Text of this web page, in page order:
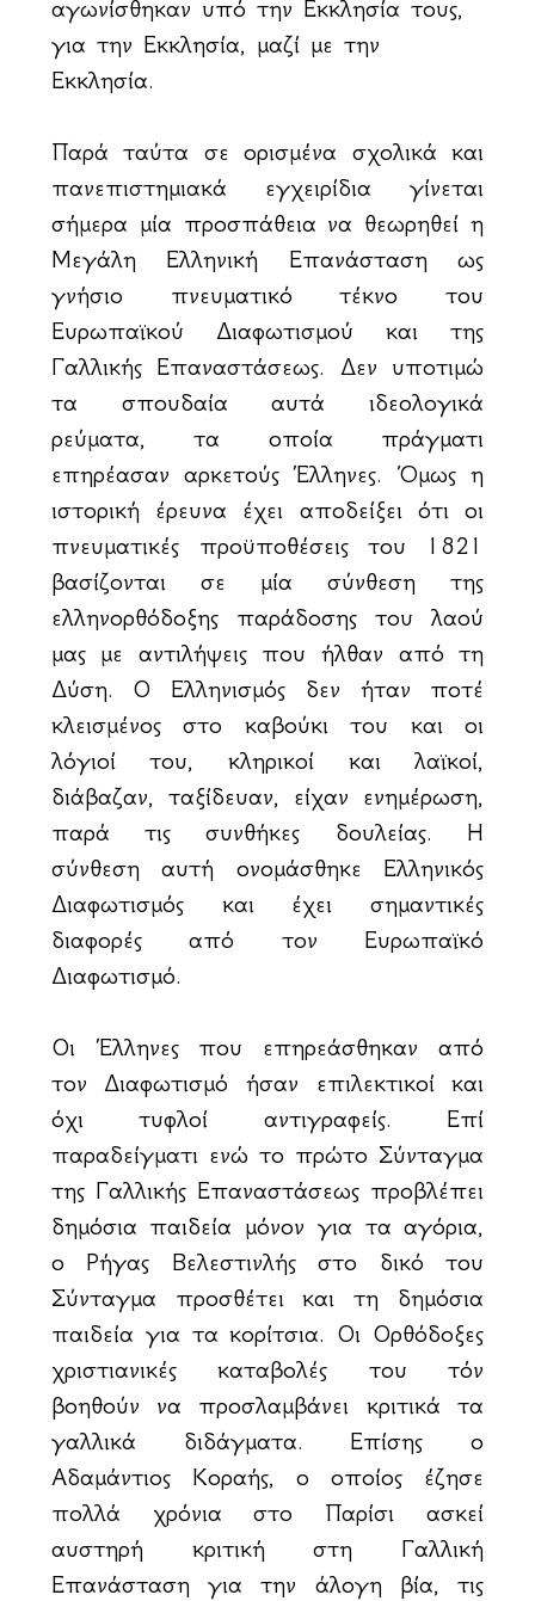
αγωνίσθηκαν υπό την Εκκλησία τους,
για την Εκκλησία, μαζί με την
Εκκλησία.
Παρά ταύτα σε ορισμένα σχολικά και
πανεπιστημιακά εγχειρίδια γίνεται
σήμερα μία προσπάθεια να θεωρηθεί η
Μεγάλη Ελληνική Επανάσταση ως
γνήσιο πνευματικό τέκνο του
Ευρωπαϊκού Διαφωτισμού και της
Γαλλικής Επαναστάσεως. Δεν υποτιμώ
τα σπουδαία αυτά ιδεολογικά
ρεύματα, τα οποία πράγματι
επηρέασαν αρκετούς Έλληνες. Όμως η
ιστορική έρευνα έχει αποδείξει ότι οι
πνευματικές προϋποθέσεις του 1821
βασίζονται σε μία σύνθεση της
ελληνορθόδοξης παράδοσης του λαού
μας με αντιλήψεις που ήλθαν από τη
Δύση. Ο Ελληνισμός δεν ήταν ποτέ
κλεισμένος στο καβούκι του και οι
λόγιοί του, κληρικοί και λαϊκοί,
διάβαζαν, ταξίδευαν, είχαν ενημέρωση,
παρά τις συνθήκες δουλείας. Η
σύνθεση αυτή ονομάσθηκε Ελληνικός
Διαφωτισμός και έχει σημαντικές
διαφορές από τον Ευρωπαϊκό
Διαφωτισμό.
Οι Έλληνες που επηρεάσθηκαν από
τον Διαφωτισμό ήσαν επιλεκτικοί και
όχι τυφλοί αντιγραφείς. Επί
παραδείγματι ενώ το πρώτο Σύνταγμα
της Γαλλικής Επαναστάσεως προβλέπει
δημόσια παιδεία μόνον για τα αγόρια,
ο Ρήγας Βελεστινλής στο δικό του
Σύνταγμα προσθέτει και τη δημόσια
παιδεία για τα κορίτσια. Οι Ορθόδοξες
χριστιανικές καταβολές του τόν
βοηθούν να προσλαμβάνει κριτικά τα
γαλλικά διδάγματα. Επίσης ο
Αδαμάντιος Κοραής, ο οποίος έζησε
πολλά χρόνια στο Παρίσι ασκεί
αυστηρή κριτική στη Γαλλική
Επανάσταση για την άλογη βία, τις